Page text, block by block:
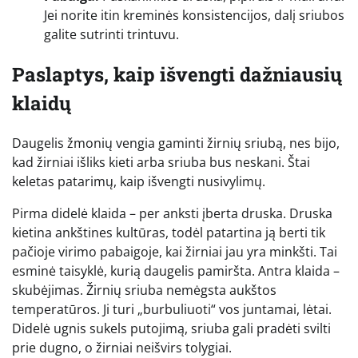
Jei norite itin kreminės konsistencijos, dalį sriubos
galite sutrinti trintuvu.
Paslaptys, kaip išvengti dažniausių
klaidų
Daugelis žmonių vengia gaminti žirnių sriubą, nes bijo,
kad žirniai išliks kieti arba sriuba bus neskani. Štai
keletas patarimų, kaip išvengti nusivylimų.
Pirma didelė klaida – per anksti įberta druska. Druska
kietina ankštines kultūras, todėl patartina ją berti tik
pačioje virimo pabaigoje, kai žirniai jau yra minkšti. Tai
esminė taisyklė, kurią daugelis pamiršta. Antra klaida –
skubėjimas. Žirnių sriuba nemėgsta aukštos
temperatūros. Ji turi „burbuliuoti“ vos juntamai, lėtai.
Didelė ugnis sukels putojimą, sriuba gali pradėti svilti
prie dugno, o žirniai neišvirs tolygiai.